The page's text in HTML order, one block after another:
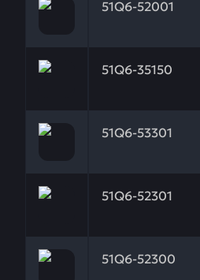
51Q6-52001
51Q6-35150
Заказывая запчасти у
51Q6-53301
Заказывая запчасти у
51Q6-52301
Заказывая запчасти у
51Q6-52300
Заказывая запчасти у